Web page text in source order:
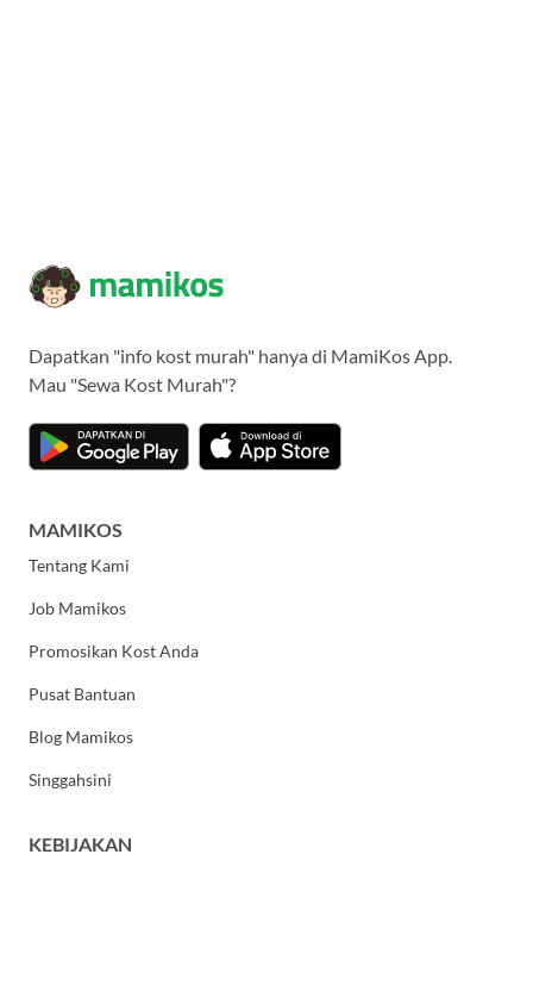
Dapatkan "info kost murah" hanya di MamiKos App.
Mau "Sewa Kost Murah"?
MAMIKOS
Tentang Kami
Job Mamikos
Promosikan Kost Anda
Pusat Bantuan
Blog Mamikos
Singgahsini
KEBIJAKAN